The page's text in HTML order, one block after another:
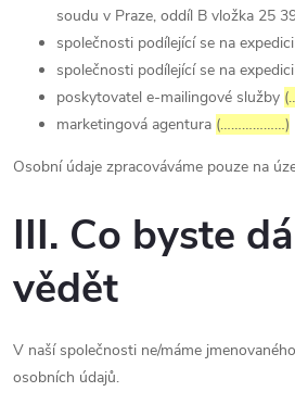
soudu v Praze, oddíl B vložka 25
společnosti podílející se na
společnosti podílející se na
poskytovatel e-mailingové služby
marketingová agentura (………………)
Osobní údaje zpracováváme pouze na
III. Co byste
vědět
V naší společnosti ne/máme
osobních údajů.